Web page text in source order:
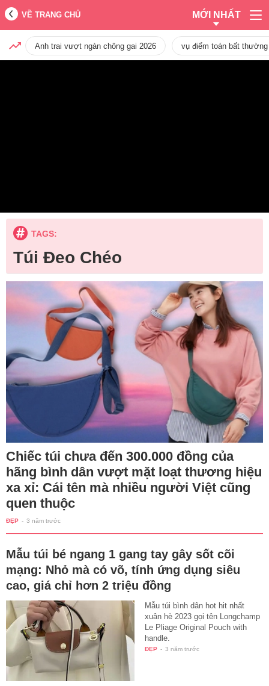
VỀ TRANG CHỦ MỚI NHẤT
Anh trai vượt ngàn chông gai 2026 vụ điểm toán bất
TAGS:
Túi Đeo Chéo
Chiếc túi chưa đến 300.000 đồng của
hãng bình dân vượt mặt loạt thương hiệu
xa xỉ: Cái tên mà nhiều người Việt cũng
quen thuộc
ĐẸP - 3 năm trước
Mẫu túi bé ngang 1 gang tay gây sốt cõi
mạng: Nhỏ mà có võ, tính ứng dụng siêu
cao, giá chỉ hơn 2 triệu đồng
Mẫu túi bình dân hot hit nhất
xuân hè 2023 gọi tên Longchamp
Le Pliage Original Pouch with
handle.
ĐẸP - 3 năm trước